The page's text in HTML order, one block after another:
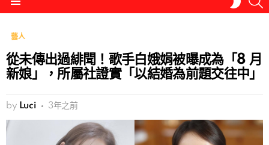
SKIN
藝人
從未傳出過緋聞！歌手白娥娟被曝成為「8 月
新娘」，所屬社證實「以結婚為前題交往中」
by Luci 3年之前